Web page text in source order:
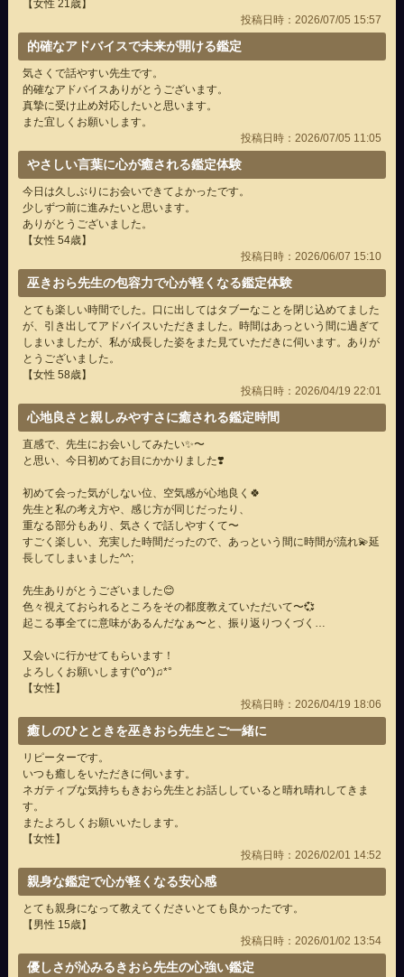
【女性 21歳】
投稿日時：2026/07/05 15:57
的確なアドバイスで未来が開ける鑑定
気さくで話やすい先生です。
的確なアドバイスありがとうございます。
真摯に受け止め対応したいと思います。
また宜しくお願いします。
投稿日時：2026/07/05 11:05
やさしい言葉に心が癒される鑑定体験
今日は久しぶりにお会いできてよかったです。
少しずつ前に進みたいと思います。
ありがとうございました。
【女性 54歳】
投稿日時：2026/06/07 15:10
巫きおら先生の包容力で心が軽くなる鑑定体験
とても楽しい時間でした。口に出してはタブーなことを閉じ込めてました
が、引き出してアドバイスいただきました。時間はあっという間に過ぎて
しまいましたが、私が成長した姿をまた見ていただきに伺います。ありが
とうございました。
【女性 58歳】
投稿日時：2026/04/19 22:01
心地良さと親しみやすさに癒される鑑定時間
直感で、先生にお会いしてみたい✨️〜
と思い、今日初めてお目にかかりました❣️
初めて会った気がしない位、空気感が心地良く🍀
先生と私の考え方や、感じ方が同じだったり、
重なる部分もあり、気さくで話しやすくて〜
すごく楽しい、充実した時間だったので、あっという間に時間が流れ💫延
長してしまいました^^;
先生ありがとうございました😊
色々視えておられるところをその都度教えていただいて〜💞
起こる事全てに意味があるんだなぁ〜と、振り返りつくづく…
又会いに行かせてもらいます！
よろしくお願いします(^o^)♫*°
【女性】
投稿日時：2026/04/19 18:06
癒しのひとときを巫きおら先生とご一緒に
リピーターです。
いつも癒しをいただきに伺います。
ネガティブな気持ちもきおら先生とお話ししていると晴れ晴れしてきま
す。
またよろしくお願いいたします。
【女性】
投稿日時：2026/02/01 14:52
親身な鑑定で心が軽くなる安心感
とても親身になって教えてくださいとても良かったです。
【男性 15歳】
投稿日時：2026/01/02 13:54
優しさが沁みるきおら先生の心強い鑑定